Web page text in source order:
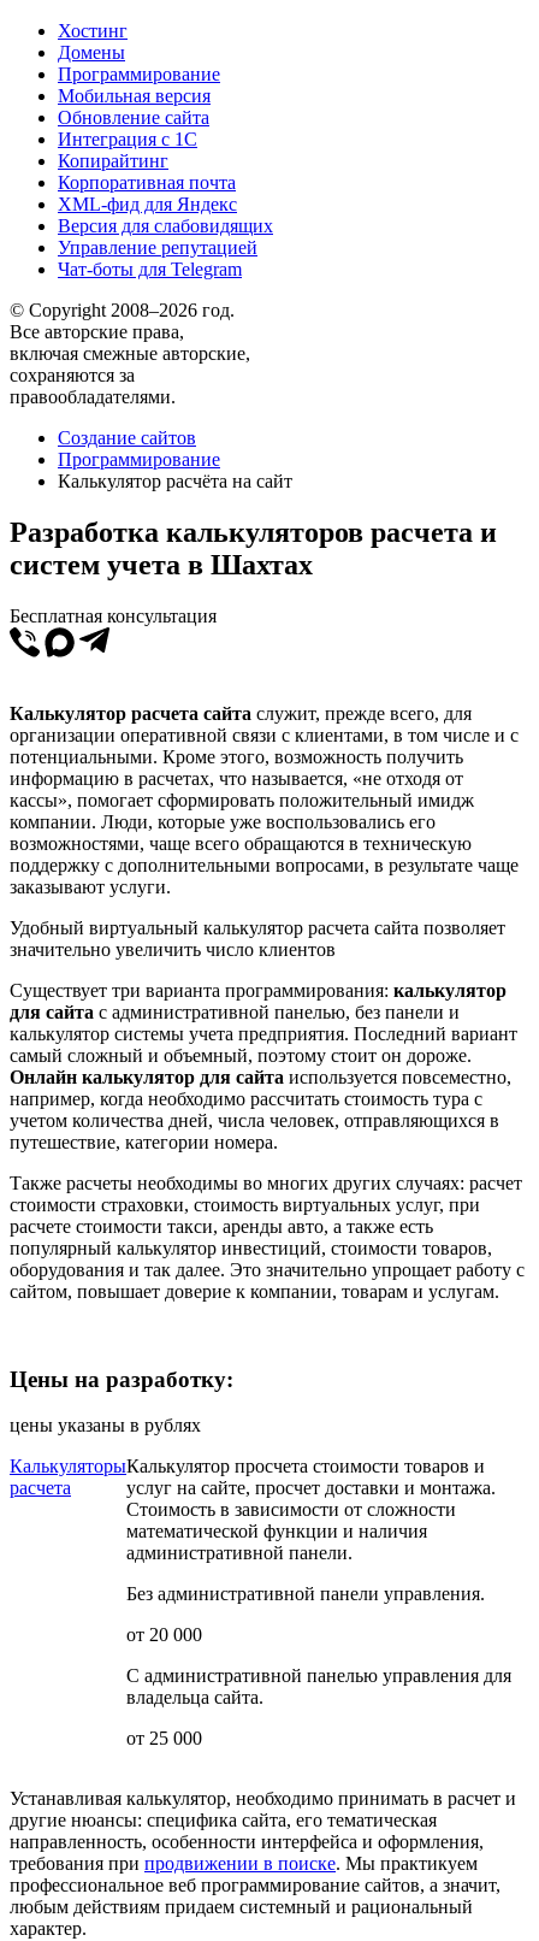
Хостинг
Домены
Программирование
Мобильная версия
Обновление сайта
Интеграция с 1С
Копирайтинг
Корпоративная почта
XML-фид для Яндекс
Версия для слабовидящих
Управление репутацией
Чат-боты для Telegram
© Copyright 2008–2026 год.
Все авторские права,
включая смежные авторские,
сохраняются за
правообладателями.
Создание сайтов
Программирование
Калькулятор расчёта на сайт
Разработка калькуляторов расчета и
систем учета в Шахтах
Бесплатная консультация
Калькулятор расчета сайта служит, прежде всего, для
организации оперативной связи с клиентами, в том числе и с
потенциальными. Кроме этого, возможность получить
информацию в расчетах, что называется, «не отходя от
кассы», помогает сформировать положительный имидж
компании. Люди, которые уже воспользовались его
возможностями, чаще всего обращаются в техническую
поддержку с дополнительными вопросами, в результате чаще
заказывают услуги.
Удобный виртуальный калькулятор расчета сайта позволяет
значительно увеличить число клиентов
Существует три варианта программирования: калькулятор
для сайта с административной панелью, без панели и
калькулятор системы учета предприятия. Последний вариант
самый сложный и объемный, поэтому стоит он дороже.
Онлайн калькулятор для сайта используется повсеместно,
например, когда необходимо рассчитать стоимость тура с
учетом количества дней, числа человек, отправляющихся в
путешествие, категории номера.
Также расчеты необходимы во многих других случаях: расчет
стоимости страховки, стоимость виртуальных услуг, при
расчете стоимости такси, аренды авто, а также есть
популярный калькулятор инвестиций, стоимости товаров,
оборудования и так далее. Это значительно упрощает работу с
сайтом, повышает доверие к компании, товарам и услугам.
Цены на разработку:
цены указаны в рублях
Калькуляторы
расчета
Калькулятор просчета стоимости товаров и
услуг на сайте, просчет доставки и монтажа.
Стоимость в зависимости от сложности
математической функции и наличия
административной панели.
Без административной панели управления.
от 20 000
С административной панелью управления для
владельца сайта.
от 25 000
Устанавливая калькулятор, необходимо принимать в расчет и
другие нюансы: специфика сайта, его тематическая
направленность, особенности интерфейса и оформления,
требования при продвижении в поиске. Мы практикуем
профессиональное веб программирование сайтов, а значит,
любым действиям придаем системный и рациональный
характер.